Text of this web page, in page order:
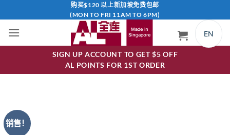
到
容
购买$120 以上新加坡免费包邮
(MON TO FRI 11AM TO 6PM)
EN
SIGN UP ACCOUNT TO GET $5 OFF
AL POINTS FOR 1ST ORDER
销售！